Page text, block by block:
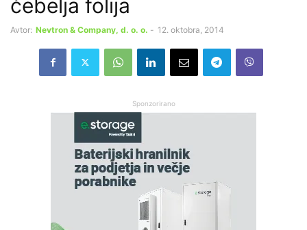
čebelja folija
Avtor: Nevtron & Company, d. o. o. - 12. oktobra, 2014
Sponzorirano